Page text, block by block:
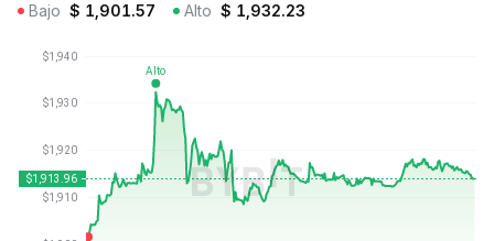
Bajo $ 1,901.57 Alto $ 1,932.23